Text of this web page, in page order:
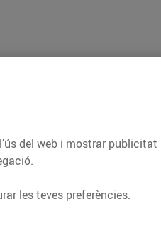
d’actualitat sobre
GASTRONOMIA I
del web i mostrar publicitat
les teves preferències.